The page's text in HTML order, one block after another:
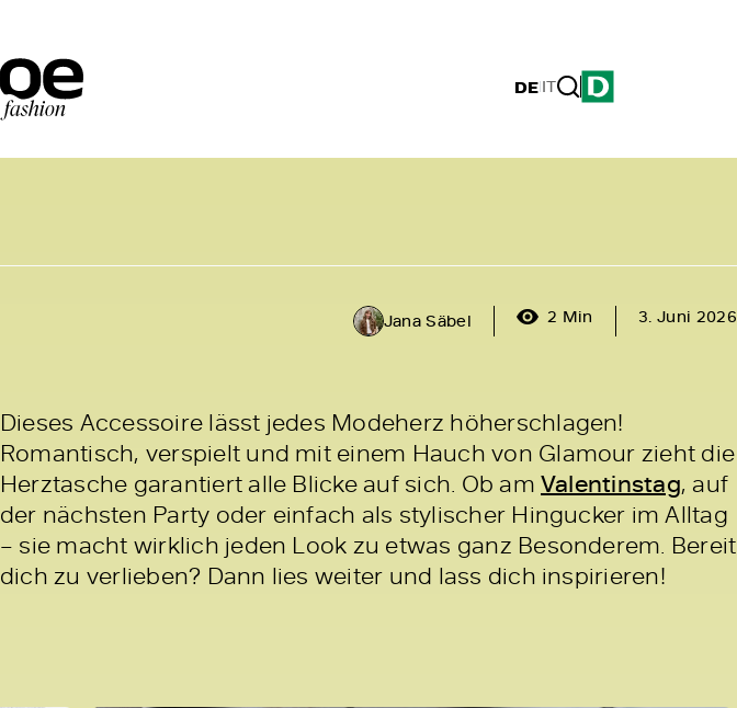
DE|IT
Jana Säbel 2 Min 3. Juni 2026
Dieses Accessoire lässt jedes Modeherz höherschlagen!
Romantisch, verspielt und mit einem Hauch von Glamour zieht die
Herztasche garantiert alle Blicke auf sich. Ob am Valentinstag, auf
der nächsten Party oder einfach als stylischer Hingucker im Alltag
– sie macht wirklich jeden Look zu etwas ganz Besonderem. Bereit
dich zu verlieben? Dann lies weiter und lass dich inspirieren!